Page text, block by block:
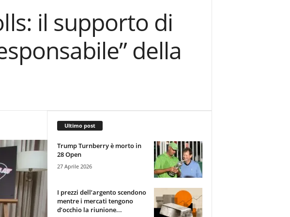
il supporto di
della
Ultimo post
Trump Turnberry è morto in
28 Open
27 Aprile 2026
I prezzi dell’argento scendono
mentre i mercati tengono
d’occhio la riunione...